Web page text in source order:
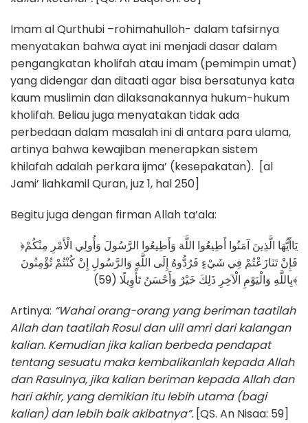
Imam al Qurthubi –rohimahulloh- dalam tafsirnya
menyatakan bahwa ayat ini menjadi dasar dalam
pengangkatan kholifah atau imam (pemimpin umat)
yang didengar dan ditaati agar bisa bersatunya kata
kaum muslimin dan dilaksanakannya hukum-hukum
kholifah. Beliau juga menyatakan tidak ada
perbedaan dalam masalah ini di antara para ulama,
artinya bahwa kewajiban menerapkan sistem
khilafah adalah perkara ijma’ (kesepakatan). [al
Jami’ liahkamil Quran, juz 1, hal 250]
Begitu juga dengan firman Allah ta’ala:
﴿يَاأَيُّهَا الَّذِينَ آمَنُوا أَطِيعُوا اللَّهَ وَأَطِيعُوا الرَّسُولَ وَأُولِي الْأَمْرِ مِنْكُمْ
فَإِنْ تَنَازَعْتُمْ فِي شَيْءٍ فَرُدُّوهُ إِلَى اللَّهِ وَالرَّسُولِ إِنْ كُنْتُمْ تُؤْمِنُونَ
بِاللَّهِ وَالْيَوْمِ الْآخِرِ ذَلِكَ خَيْرٌ وَأَحْسَنُ تَأْوِيلًا (59)﴾
Artinya: “Wahai orang-orang yang beriman taatilah
Allah dan taatilah Rosul dan ulil amri dari kalangan
kalian. Kemudian jika kalian berbeda pendapat
tentang sesuatu maka kembalikanlah kepada Allah
dan Rasulnya, jika kalian beriman kepada Allah dan
hari akhir, yang demikian itu lebih utama (bagi
kalian) dan lebih baik akibatnya”. [QS. An Nisaa: 59]